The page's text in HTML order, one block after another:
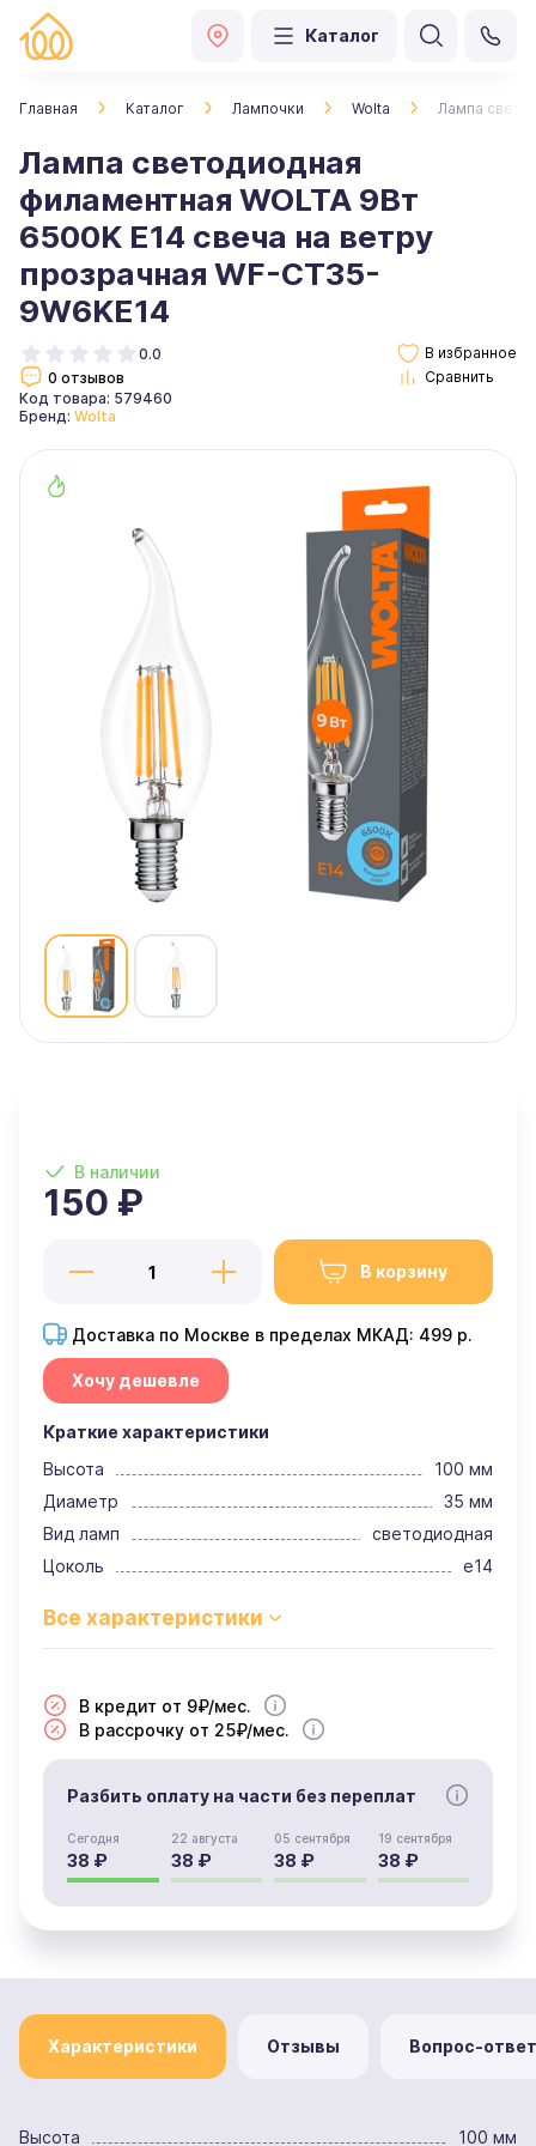
Каталог
Главная Каталог Лампочки Wolta Лампа
Лампа светодиодная
филаментная WOLTA 9Вт
6500K Е14 свеча на ветру
прозрачная WF-CT35-
9W6KE14
0.0
0 отзывов
Код товара: 579460
Бренд: Wolta
В наличии
150 ₽
В корзину
Доставка по Москве в пределах МКАД: 499 р.
Хочу дешевле
Краткие характеристики
Высота
100 мм
Диаметр
35 мм
Вид ламп
светодиодная
Цоколь
e14
В кредит от 9₽/мес.
В рассрочку от 25₽/мес.
Разбить оплату на части без переплат
Сегодня
38 ₽
22 августа
38 ₽
05 сентября
38 ₽
19 сентября
38 ₽
Характеристики Отзывы Вопрос-ответ
Высота 100 мм